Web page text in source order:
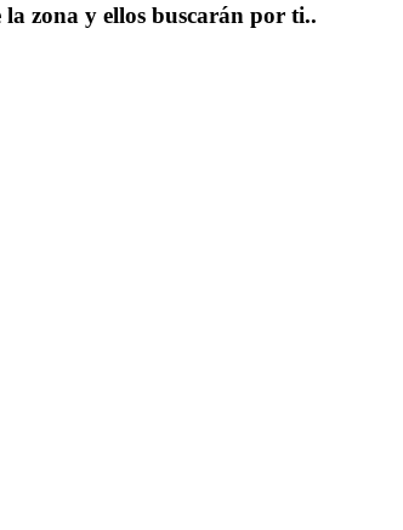
la zona y ellos buscarán por ti..